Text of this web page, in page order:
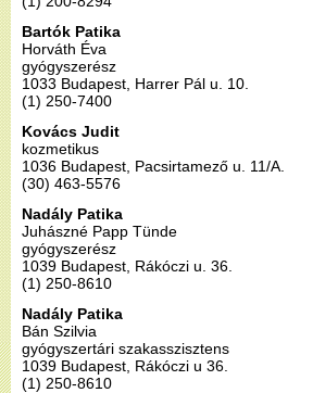
Bartók Patika
Horváth Éva
gyógyszerész
1033 Budapest, Harrer Pál u. 10.
(1) 250-7400
Kovács Judit
kozmetikus
1036 Budapest, Pacsirtamező u. 11/A.
(30) 463-5576
Nadály Patika
Juhászné Papp Tünde
gyógyszerész
1039 Budapest, Rákóczi u. 36.
(1) 250-8610
Nadály Patika
Bán Szilvia
gyógyszertári szakasszisztens
1039 Budapest, Rákóczi u 36.
(1) 250-8610